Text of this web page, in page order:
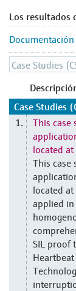
Los resultados
Case Studies
1.
This case
located at
This case
located
applied in
SIL proof
Heartbeat